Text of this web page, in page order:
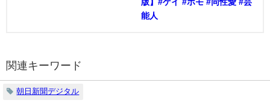
能人
関連キーワード
朝日新聞デジタル